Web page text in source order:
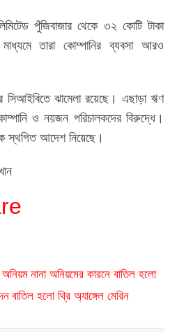
পুঁজিবাজার থেকে ৩২ কোটি টাকা
তারা কোম্পানির ব্যবসা আরও
সিআইবিতে ঝামেলা রয়েছে। এছাড়া ঋণ
ও নয়জন পরিচালকদের বিরুদ্ধে।
স্থগিত আদেশ নিয়েছে।
অনিয়ম নানা অনিয়মের কারনে বাতিল হলো
বাতিল হলো থ্রি অ্যাঙ্গেল মেরিন